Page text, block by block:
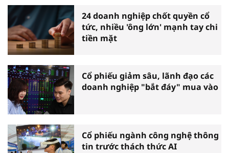
24 doanh nghiệp chốt quyền cổ
tức, nhiều 'ông lớn' mạnh tay chi
tiền mặt
Cổ phiếu giảm sâu, lãnh đạo các
doanh nghiệp "bắt đáy" mua vào
Cổ phiếu ngành công nghệ thông
tin trước thách thức AI